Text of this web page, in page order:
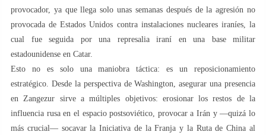
provocador, ya que llega solo unas semanas después de la agresión no
provocada de Estados Unidos contra instalaciones nucleares iraníes, la
cual fue seguida por una represalia iraní en una base militar
estadounidense en Catar.
Esto no es solo una maniobra táctica: es un reposicionamiento
estratégico. Desde la perspectiva de Washington, asegurar una presencia
en Zangezur sirve a múltiples objetivos: erosionar los restos de la
influencia rusa en el espacio postsoviético, provocar a Irán y —quizá lo
más crucial— socavar la Iniciativa de la Franja y la Ruta de China al